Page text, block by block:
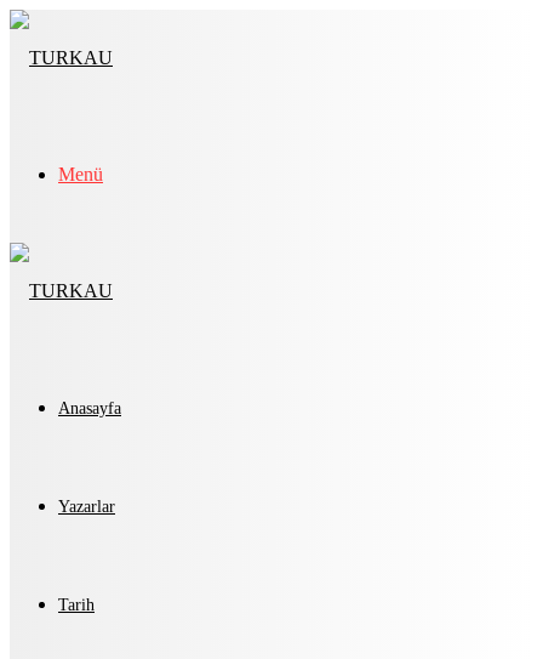
Menü
Anasayfa
Yazarlar
Tarih